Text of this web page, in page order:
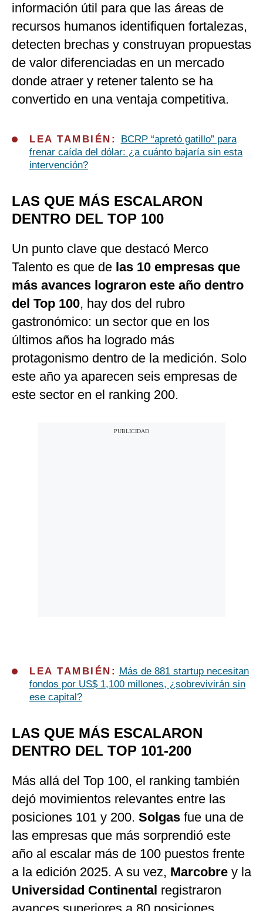
información útil para que las áreas de
recursos humanos identifiquen fortalezas,
detecten brechas y construyan propuestas
de valor diferenciadas en un mercado
donde atraer y retener talento se ha
convertido en una ventaja competitiva.
LEA TAMBIÉN:
BCRP “apretó gatillo” para
frenar caída del dólar: ¿a cuánto bajaría sin esta
intervención?
LAS QUE MÁS ESCALARON
DENTRO DEL TOP 100
Un punto clave que destacó Merco
Talento es que de las 10 empresas que
más avances lograron este año dentro
del Top 100, hay dos del rubro
gastronómico: un sector que en los
últimos años ha logrado más
protagonismo dentro de la medición. Solo
este año ya aparecen seis empresas de
este sector en el ranking 200.
LEA TAMBIÉN: Más de 881 startup necesitan
fondos por US$ 1,100 millones, ¿sobrevivirán sin
ese capital?
LAS QUE MÁS ESCALARON
DENTRO DEL TOP 101-200
Más allá del Top 100, el ranking también
dejó movimientos relevantes entre las
posiciones 101 y 200. Solgas fue una de
las empresas que más sorprendió este
año al escalar más de 100 puestos frente
a la edición 2025. A su vez, Marcobre y la
Universidad Continental registraron